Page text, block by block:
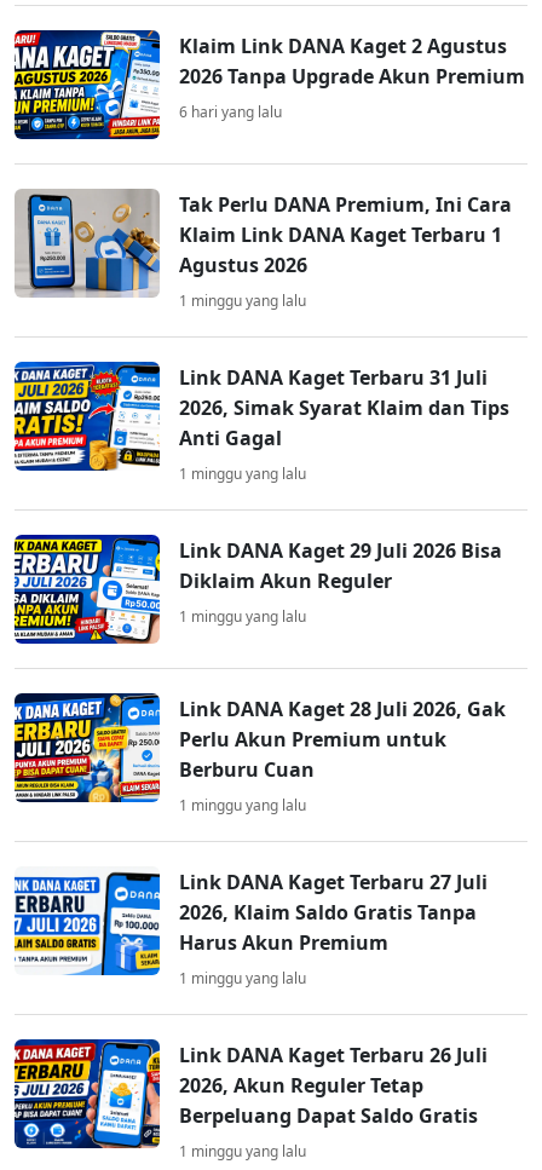
Klaim Link DANA Kaget 2 Agustus
2026 Tanpa Upgrade Akun Premium
6 hari yang lalu
Tak Perlu DANA Premium, Ini Cara
Klaim Link DANA Kaget Terbaru 1
Agustus 2026
1 minggu yang lalu
Link DANA Kaget Terbaru 31 Juli
2026, Simak Syarat Klaim dan Tips
Anti Gagal
1 minggu yang lalu
Link DANA Kaget 29 Juli 2026 Bisa
Diklaim Akun Reguler
1 minggu yang lalu
Link DANA Kaget 28 Juli 2026, Gak
Perlu Akun Premium untuk
Berburu Cuan
1 minggu yang lalu
Link DANA Kaget Terbaru 27 Juli
2026, Klaim Saldo Gratis Tanpa
Harus Akun Premium
1 minggu yang lalu
Link DANA Kaget Terbaru 26 Juli
2026, Akun Reguler Tetap
Berpeluang Dapat Saldo Gratis
1 minggu yang lalu